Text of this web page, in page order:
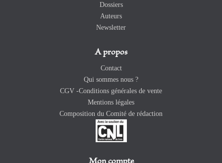
Dossiers
Auteurs
Newsletter
A propos
Contact
Qui sommes nous ?
CGV -Conditions générales de vente
Mentions légales
Composition du Comité de rédaction